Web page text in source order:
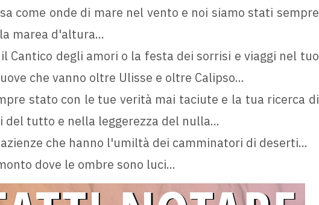
come onde di mare nel vento e noi siamo stati sempre
marea d'altura...
Cantico degli amori o la festa dei sorrisi e viaggi nel tuo
che vanno oltre Ulisse e oltre Calipso...
stato con le tue verità mai taciute e la tua ricerca di
del tutto e nella leggerezza del nulla...
che hanno l'umiltà dei camminatori di deserti...
dove le ombre sono luci...